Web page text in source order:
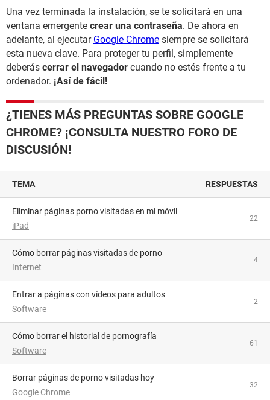
Una vez terminada la instalación, se te solicitará en una
ventana emergente crear una contraseña. De ahora en
adelante, al ejecutar Google Chrome siempre se solicitará
esta nueva clave. Para proteger tu perfil, simplemente
deberás cerrar el navegador cuando no estés frente a tu
ordenador. ¡Así de fácil!
¿TIENES MÁS PREGUNTAS SOBRE GOOGLE
CHROME? ¡CONSULTA NUESTRO FORO DE
DISCUSIÓN!
TEMA RESPUESTAS
Eliminar páginas porno visitadas en mi móvil
iPad
22
Cómo borrar páginas visitadas de porno
Internet
4
Entrar a páginas con vídeos para adultos
Software
2
Cómo borrar el historial de pornografía
Software
61
Borrar páginas de porno visitadas hoy
Google Chrome
32